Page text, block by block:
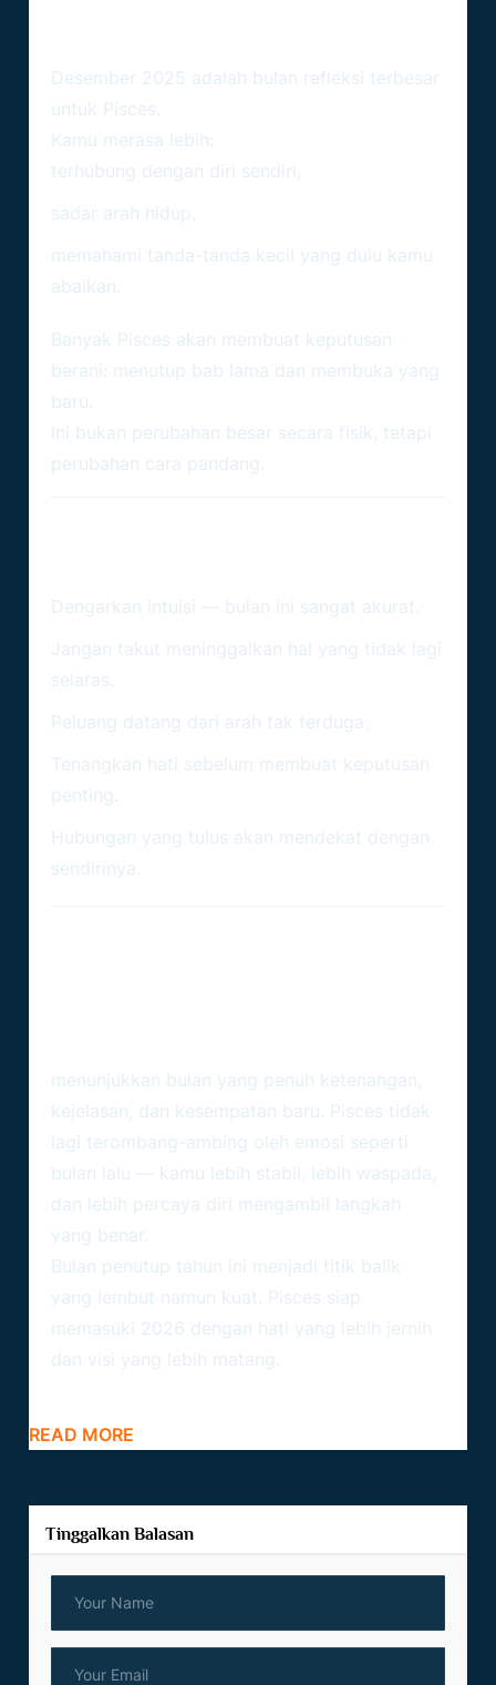
Desember 2025 adalah bulan refleksi terbesar
untuk Pisces.
Kamu merasa lebih:
terhubung dengan diri sendiri,
sadar arah hidup,
memahami tanda-tanda kecil yang dulu kamu
abaikan.
Banyak Pisces akan membuat keputusan
berani: menutup bab lama dan membuka yang
baru.
Ini bukan perubahan besar secara fisik, tetapi
perubahan cara pandang.
Dengarkan intuisi — bulan ini sangat akurat.
Jangan takut meninggalkan hal yang tidak lagi
selaras.
Peluang datang dari arah tak terduga.
Tenangkan hati sebelum membuat keputusan
penting.
Hubungan yang tulus akan mendekat dengan
sendirinya.
menunjukkan bulan yang penuh ketenangan,
kejelasan, dan kesempatan baru. Pisces tidak
lagi terombang-ambing oleh emosi seperti
bulan lalu — kamu lebih stabil, lebih waspada,
dan lebih percaya diri mengambil langkah
yang benar.
Bulan penutup tahun ini menjadi titik balik
yang lembut namun kuat. Pisces siap
memasuki 2026 dengan hati yang lebih jernih
dan visi yang lebih matang.
READ MORE
Tinggalkan Balasan